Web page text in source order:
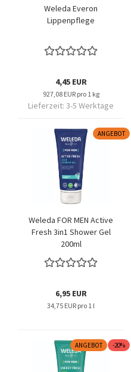
Weleda Everon
Lippenpflege
4,45 EUR
927,08 EUR pro 1 kg
Lieferzeit: 3-5 Werktage
ANGEBOT
Weleda FOR MEN Active
Fresh 3in1 Shower Gel
200ml
6,95 EUR
34,75 EUR pro 1 l
ANGEBOT -20%